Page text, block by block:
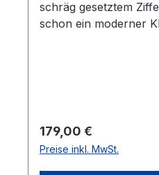
schräg gesetztem
schon ein moderner
Regulärer Preis:
179,00 €
Preise inkl. MwSt.